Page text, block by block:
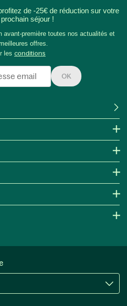
de -25€ de réduction sur votre
prochain séjour !
avant-première toutes nos actualités et
offres.
les conditions
OK